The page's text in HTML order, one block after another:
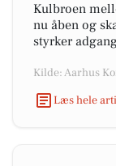
Kulbroen
nu åben og
styrker
Kilde: Aarhus
Læs hele